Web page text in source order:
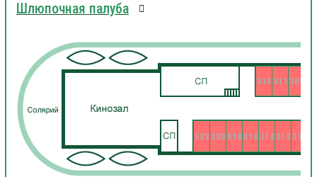
Шлюпочная палуба
309
310
311
312
313
314
316
318
320
322